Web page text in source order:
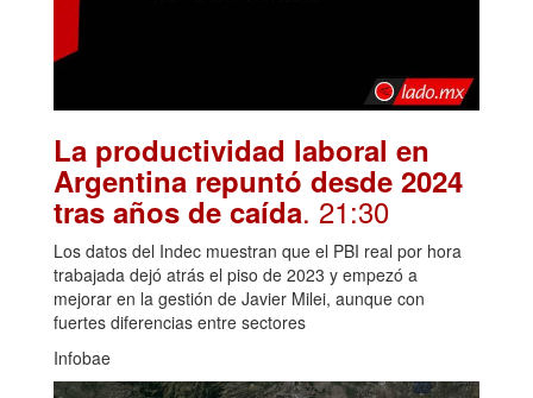
La productividad laboral en
Argentina repuntó desde 2024
tras años de caída. 21:30
Los datos del Indec muestran que el PBI real por hora
trabajada dejó atrás el piso de 2023 y empezó a
mejorar en la gestión de Javier Milei, aunque con
fuertes diferencias entre sectores
Infobae